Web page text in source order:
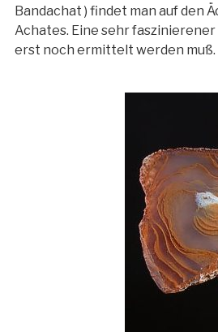
Bandachat ) findet man auf den
Achates. Eine sehr
erst noch ermittelt werden muß.